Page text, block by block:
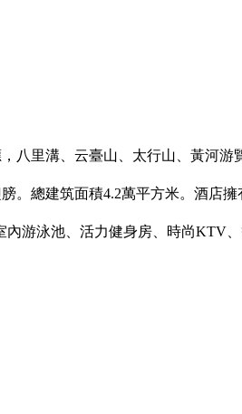
八里溝、云臺山、太行山、黃河游
。總建筑面積4.2萬平方米。酒店擁
游泳池、活力健身房、時尚KTV